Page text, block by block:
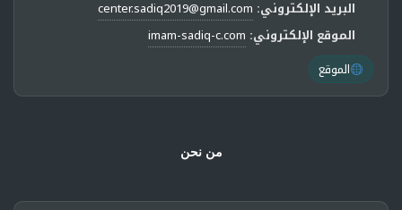
البريد الإلكتروني: center.sadiq2019@gmail.com
الموقع الإلكتروني: imam-sadiq-c.com
الموقع
من نحن